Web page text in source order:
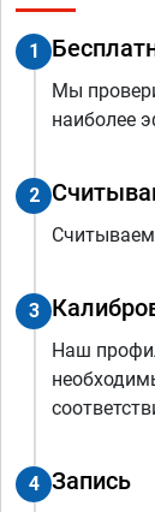
1
Мы
наиболее
2
3
Наш
4 Запись